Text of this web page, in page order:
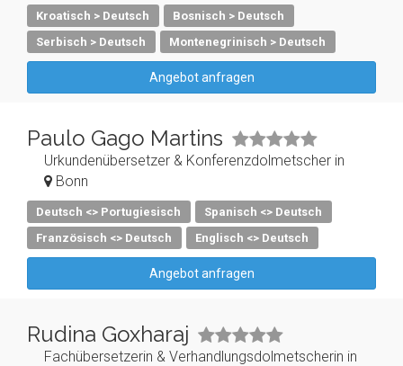
Kroatisch > Deutsch
Bosnisch > Deutsch
Serbisch > Deutsch
Montenegrinisch > Deutsch
Angebot anfragen
Paulo Gago Martins
Urkundenübersetzer & Konferenzdolmetscher in
Bonn
Deutsch <> Portugiesisch
Spanisch <> Deutsch
Französisch <> Deutsch
Englisch <> Deutsch
Angebot anfragen
Rudina Goxharaj
Fachübersetzerin & Verhandlungsdolmetscherin in